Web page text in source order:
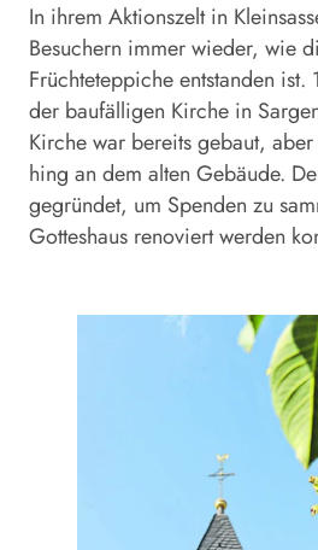
In ihrem Aktionszelt in
Besuchern immer wieder, wie
Früchteteppiche entstanden
der baufälligen Kirche in
Kirche war bereits gebaut,
hing an dem alten Gebäude.
gegründet, um Spenden zu
Gotteshaus renoviert werden